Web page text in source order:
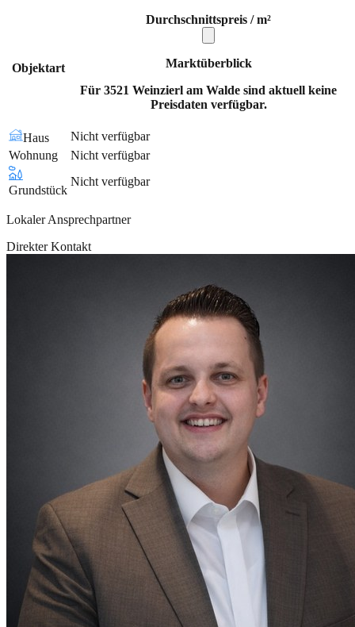
Objektart
Durchschnittspreis / m²
Marktüberblick
Für 3521 Weinzierl am Walde sind aktuell keine
Preisdaten verfügbar.
Haus
Nicht verfügbar
Wohnung
Nicht verfügbar
Grundstück
Nicht verfügbar
Lokaler Ansprechpartner
Direkter Kontakt